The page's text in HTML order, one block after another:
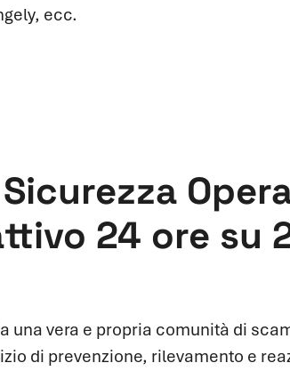
ecc.
24 ore su
una vera e propria comunità di
di prevenzione, rilevamento e